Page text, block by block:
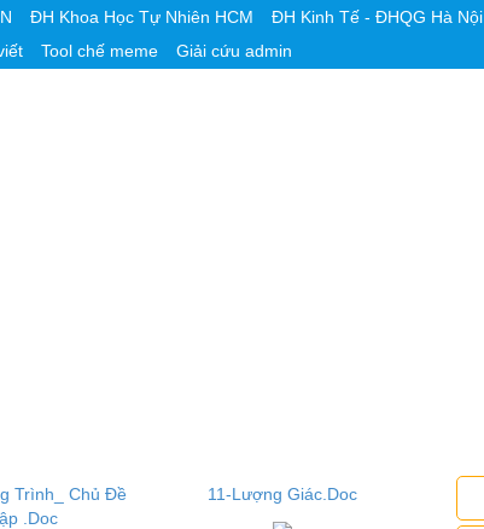
ĐH Khoa Học Tự Nhiên HCM ĐH Kinh Tế - ĐHQG Hà Nội
Tool chế meme Giải cứu admin
Trình_ Chủ Đề
.Doc
11-Lượng Giác.Doc